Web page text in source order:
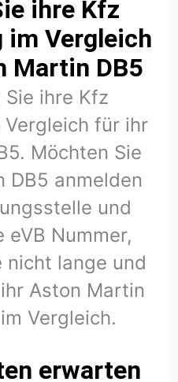
ihre Kfz
im Vergleich
Martin DB5
Sie ihre Kfz
für ihr
Möchten Sie
DB5 anmelden
und
eVB Nummer,
lange und
Aston Martin
Vergleich.
erwarten